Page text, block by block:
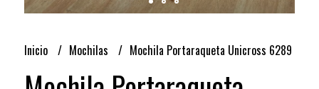
Inicio Mochilas Mochila Portaraqueta Unicross 6289